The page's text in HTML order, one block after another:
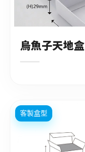
烏魚子天地盒
客製盒型